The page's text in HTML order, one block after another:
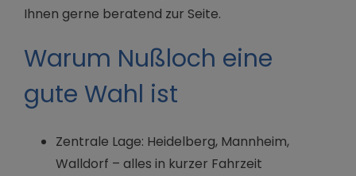
Ihnen gerne beratend zur Seite.
Warum Nußloch eine
gute Wahl ist
Zentrale Lage: Heidelberg, Mannheim,
Walldorf – alles in kurzer Fahrzeit